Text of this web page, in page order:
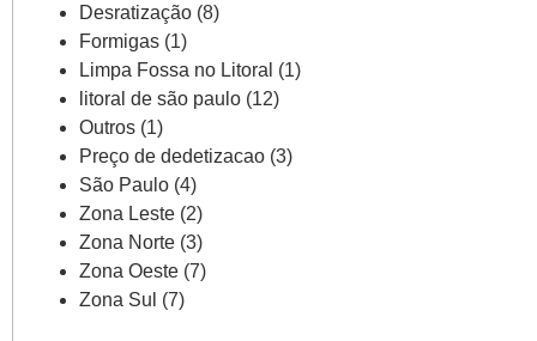
Desratização (8)
Formigas (1)
Limpa Fossa no Litoral (1)
litoral de são paulo (12)
Outros (1)
Preço de dedetizacao (3)
São Paulo (4)
Zona Leste (2)
Zona Norte (3)
Zona Oeste (7)
Zona Sul (7)